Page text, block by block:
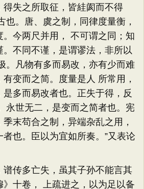
失之所取征，皆絓阂而不得
也。唐、虞之制，同律度量衡，
今两尺并用， 不可谓之同；知
。不同不谨，是谓谬法，非所以
。凡物有多而易改，亦有少而难
变而之简。度量是人 所常用，
多而易改者也。正失于得，反
永世无二，是变而之简者也。宪
末苟合之制，异端杂乱之用，
也。臣以为宜如所奏。”又表论
传多亡失，虽其子孙不能言其
》十卷， 上疏进之，以为足以备